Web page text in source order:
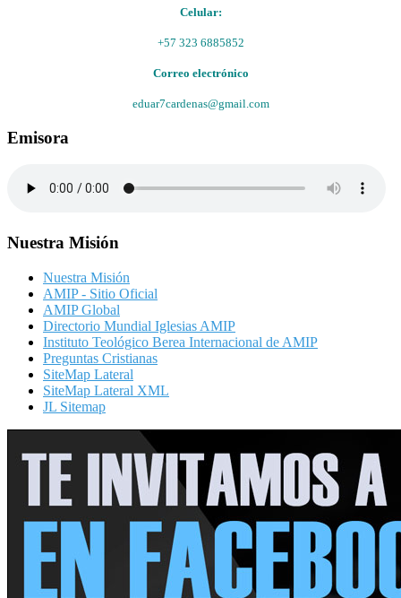
Celular:
+57 323 6885852
Correo electrónico
eduar7cardenas@gmail.com
Emisora
Nuestra Misión
Nuestra Misión
AMIP - Sitio Oficial
AMIP Global
Directorio Mundial Iglesias AMIP
Instituto Teológico Berea Internacional de AMIP
Preguntas Cristianas
SiteMap Lateral
SiteMap Lateral XML
JL Sitemap